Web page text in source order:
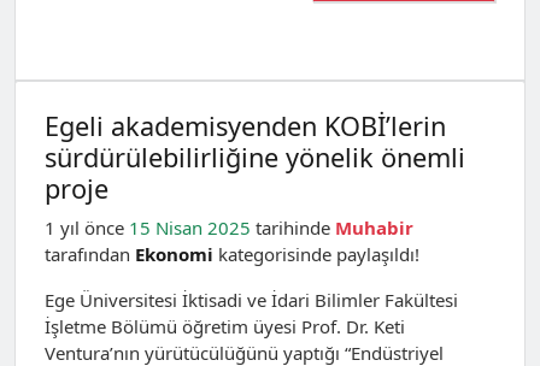
Egeli akademisyenden KOBİ’lerin
sürdürülebilirliğine yönelik önemli
proje
1 yıl önce 15 Nisan 2025 tarihinde Muhabir
tarafından Ekonomi kategorisinde paylaşıldı!
Ege Üniversitesi İktisadi ve İdari Bilimler Fakültesi
İşletme Bölümü öğretim üyesi Prof. Dr. Keti
Ventura’nın yürütücülüğünü yaptığı “Endüstriyel